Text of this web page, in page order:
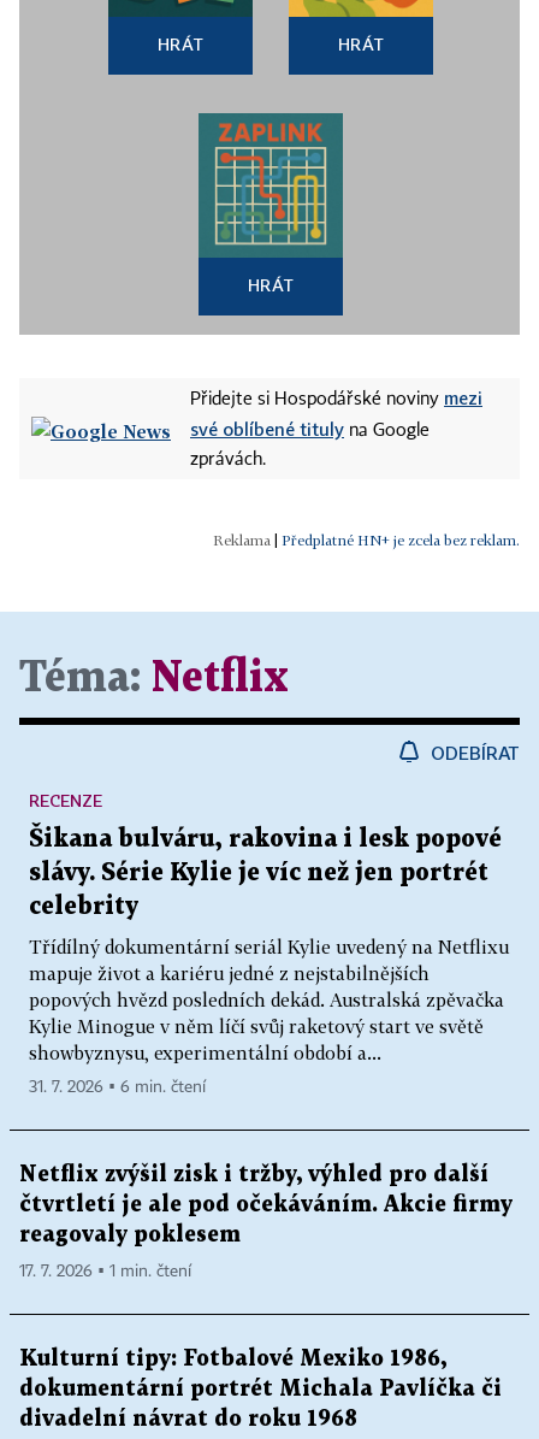
HRÁT HRÁT
HRÁT
Přidejte si Hospodářské noviny mezi
své oblíbené tituly na Google
zprávách.
Předplatné HN+ je zcela bez reklam.
Téma: Netflix
ODEBÍRAT
Šikana bulváru, rakovina i lesk popové
slávy. Série Kylie je víc než jen portrét
celebrity
Třídílný dokumentární seriál Kylie uvedený na Netflixu
mapuje život a kariéru jedné z nejstabilnějších
popových hvězd posledních dekád. Australská zpěvačka
Kylie Minogue v něm líčí svůj raketový start ve světě
showbyznysu, experimentální období a...
RECENZE
31. 7. 2026 ▪ 6 min. čtení
Netflix zvýšil zisk i tržby, výhled pro další
čtvrtletí je ale pod očekáváním. Akcie firmy
reagovaly poklesem
17. 7. 2026 ▪ 1 min. čtení
Kulturní tipy: Fotbalové Mexiko 1986,
dokumentární portrét Michala Pavlíčka či
divadelní návrat do roku 1968